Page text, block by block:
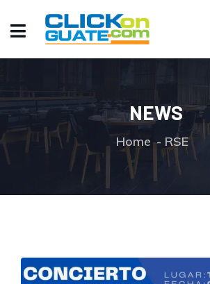
NEWS
Home RSE